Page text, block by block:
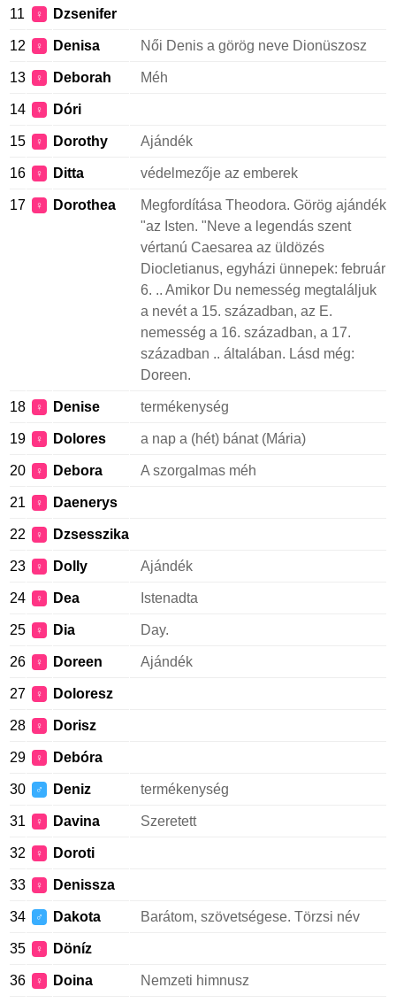
11 ♀ Dzsenifer
12 ♀ Denisa Női Denis a görög neve Dionüszosz
13 ♀ Deborah Méh
14 ♀ Dóri
15 ♀ Dorothy Ajándék
16 ♀ Ditta védelmezője az emberek
17 ♀ Dorothea
Megfordítása Theodora. Görög ajándék
"az Isten. "Neve a legendás szent
vértanú Caesarea az üldözés
Diocletianus, egyházi ünnepek: február
6. .. Amikor Du nemesség megtaláljuk
a nevét a 15. században, az E.
nemesség a 16. században, a 17.
században .. általában. Lásd még:
Doreen.
18 ♀ Denise termékenység
19 ♀ Dolores a nap a (hét) bánat (Mária)
20 ♀ Debora A szorgalmas méh
21 ♀ Daenerys
22 ♀ Dzsesszika
23 ♀ Dolly Ajándék
24 ♀ Dea Istenadta
25 ♀ Dia Day.
26 ♀ Doreen Ajándék
27 ♀ Doloresz
28 ♀ Dorisz
29 ♀ Debóra
30 ♂ Deniz termékenység
31 ♀ Davina Szeretett
32 ♀ Doroti
33 ♀ Denissza
34 ♂ Dakota Barátom, szövetségese. Törzsi név
35 ♀ Döníz
36 ♀ Doina Nemzeti himnusz